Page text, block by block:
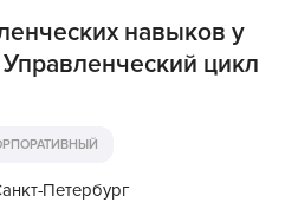
навыков у
цикл
Петербург